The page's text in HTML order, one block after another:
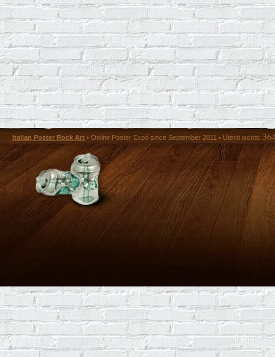
Italian Poster Rock Art • Online Poster Expó since September 2011 • Utenti iscritti: 364